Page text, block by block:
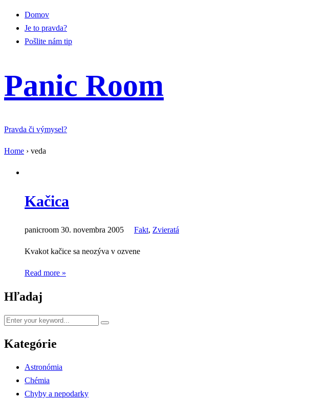
Domov
Je to pravda?
Pošlite nám tip
Panic Room
Pravda či výmysel?
Home › veda
Kačica
panicroom 30. novembra 2005 Fakt, Zvieratá
Kvakot kačice sa neozýva v ozvene
Read more »
Hľadaj
Kategórie
Astronómia
Chémia
Chyby a nepodarky